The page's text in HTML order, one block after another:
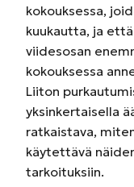
kokouksessa,
kuukautta, ja
viidesosan
kokouksessa
Liiton
yksinkertaisella
ratkaistava,
käytettävä
tarkoituksiin.